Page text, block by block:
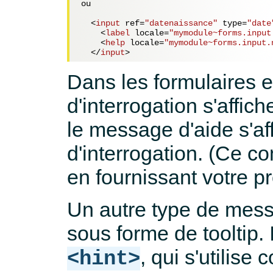
ou
<input ref="datenaissance" type=
<label locale=
<help locale=
</input>
Dans les formulaires
d'interrogation
le message d'aide
d'interrogation. (Ce
en fournissant votre
Un autre type de
sous forme de
<hint>, qui s'utilise